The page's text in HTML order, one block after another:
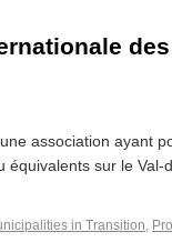
association ayant
équivalents sur le
in Transition,